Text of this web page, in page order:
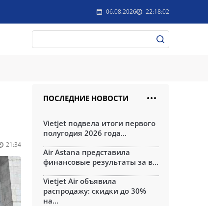
06.08.2026 22:18:02
21:34
ПОСЛЕДНИЕ НОВОСТИ
Vietjet подвела итоги первого
полугодия 2026 года...
Air Astana представила
финансовые результаты за в...
Vietjet Air объявила
распродажу: скидки до 30%
на...